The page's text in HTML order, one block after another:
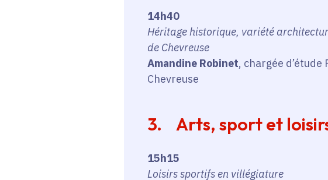
14h40
Héritage historique, variété
de Chevreuse
Amandine Robinet, chargée
Chevreuse
3. Arts, sport et
15h15
Loisirs sportifs en villégiature